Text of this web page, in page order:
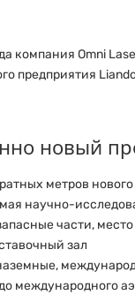
компания Omni
предприятия
новый
метров
научно-
части,
зал
международного